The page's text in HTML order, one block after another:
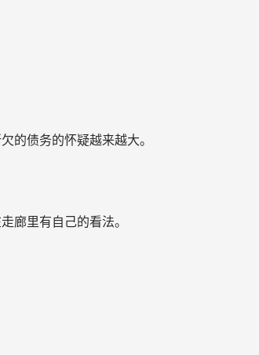
的债务的怀疑越来越大。
廊里有自己的看法。